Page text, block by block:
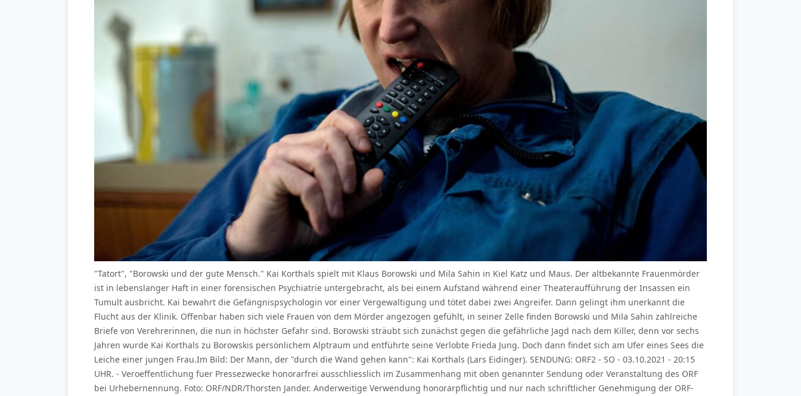
"Tatort", "Borowski und der gute Mensch." Kai Korthals spielt mit Klaus Borowski und Mila Sahin in Kiel Katz und Maus. Der altbekannte Frauenmörder
ist in lebenslanger Haft in einer forensischen Psychiatrie untergebracht, als bei einem Aufstand während einer Theateraufführung der Insassen ein
Tumult ausbricht. Kai bewahrt die Gefängnispsychologin vor einer Vergewaltigung und tötet dabei zwei Angreifer. Dann gelingt ihm unerkannt die
Flucht aus der Klinik. Offenbar haben sich viele Frauen von dem Mörder angezogen gefühlt, in seiner Zelle finden Borowski und Mila Sahin zahlreiche
Briefe von Verehrerinnen, die nun in höchster Gefahr sind. Borowski sträubt sich zunächst gegen die gefährliche Jagd nach dem Killer, denn vor sechs
Jahren wurde Kai Korthals zu Borowskis persönlichem Alptraum und entführte seine Verlobte Frieda Jung. Doch dann findet sich am Ufer eines Sees die
Leiche einer jungen Frau.Im Bild: Der Mann, der "durch die Wand gehen kann": Kai Korthals (Lars Eidinger). SENDUNG: ORF2 - SO - 03.10.2021 - 20:15
UHR. - Veroeffentlichung fuer Pressezwecke honorarfrei ausschliesslich im Zusammenhang mit oben genannter Sendung oder Veranstaltung des ORF
bei Urhebernennung. Foto: ORF/NDR/Thorsten Jander. Anderweitige Verwendung honorarpflichtig und nur nach schriftlicher Genehmigung der ORF-